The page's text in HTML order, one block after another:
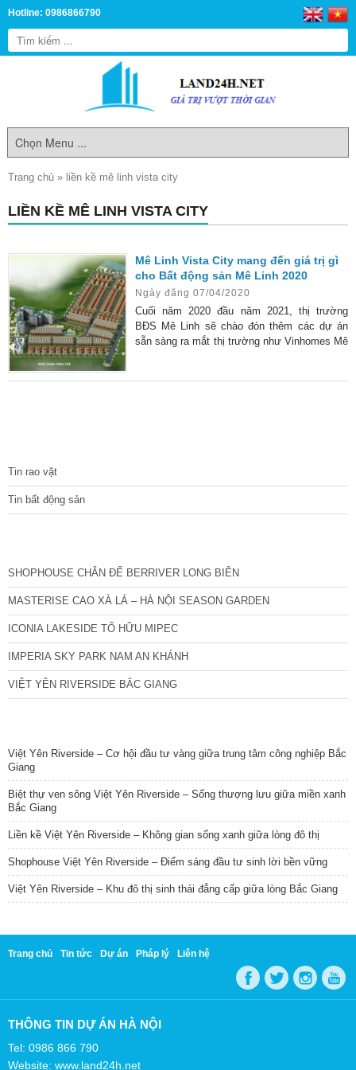
Hotline: 0986866790
Trang chủ » liền kề mê linh vista city
LIỀN KỀ MÊ LINH VISTA CITY
Mê Linh Vista City mang đến giá trị gì
cho Bất động sản Mê Linh 2020
Ngày đăng 07/04/2020
Cuối năm 2020 đầu năm 2021, thị trường
BĐS Mê Linh sẽ chào đón thêm các dự án
sẵn sàng ra mắt thị trường như Vinhomes Mê
Tin rao vặt
Tin bất động sản
SHOPHOUSE CHÂN ĐẾ BERRIVER LONG BIÊN
MASTERISE CAO XÀ LÁ – HÀ NỘI SEASON GARDEN
ICONIA LAKESIDE TỐ HỮU MIPEC
IMPERIA SKY PARK NAM AN KHÁNH
VIỆT YÊN RIVERSIDE BẮC GIANG
Việt Yên Riverside – Cơ hội đầu tư vàng giữa trung tâm công nghiệp Bắc
Giang
Biệt thự ven sông Việt Yên Riverside – Sống thượng lưu giữa miền xanh
Bắc Giang
Liền kề Việt Yên Riverside – Không gian sống xanh giữa lòng đô thị
Shophouse Việt Yên Riverside – Điểm sáng đầu tư sinh lời bền vững
Việt Yên Riverside – Khu đô thị sinh thái đẳng cấp giữa lòng Bắc Giang
Trang chủ Tin tức Dự án Pháp lý Liên hệ
THÔNG TIN DỰ ÁN HÀ NỘI
Tel: 0986 866 790
Website: www.land24h.net